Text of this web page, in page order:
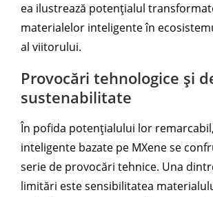
ea ilustrează potențialul
materialelor inteligente în
al viitorului.
Provocări tehnologice și
sustenabilitate
În pofida potențialului lor
inteligente bazate pe MXene se
serie de provocări tehnice. Una
limitări este sensibilitatea